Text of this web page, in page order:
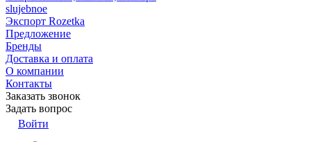
slujebnoe
Экспорт Rozetka
Предложение
Бренды
Доставка и оплата
О компании
Контакты
Заказать звонок
Задать вопрос
Войти